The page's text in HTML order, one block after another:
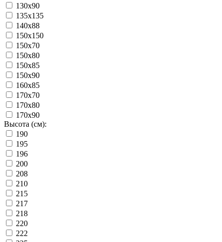
130x90
135x135
140x88
150x150
150x70
150x80
150x85
150x90
160x85
170x70
170x80
170x90
Высота (см):
190
195
196
200
208
210
215
217
218
220
222